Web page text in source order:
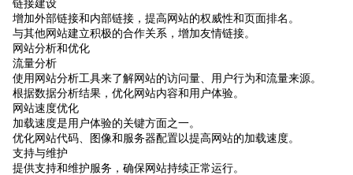
链接建设
增加外部链接和内部链接，提高网站的权威性和页面排名。
与其他网站建立积极的合作关系，增加友情链接。
网站分析和优化
流量分析
使用网站分析工具来了解网站的访问量、用户行为和流量来源。
根据数据分析结果，优化网站内容和用户体验。
网站速度优化
加载速度是用户体验的关键方面之一。
优化网站代码、图像和服务器配置以提高网站的加载速度。
支持与维护
提供支持和维护服务，确保网站持续正常运行。